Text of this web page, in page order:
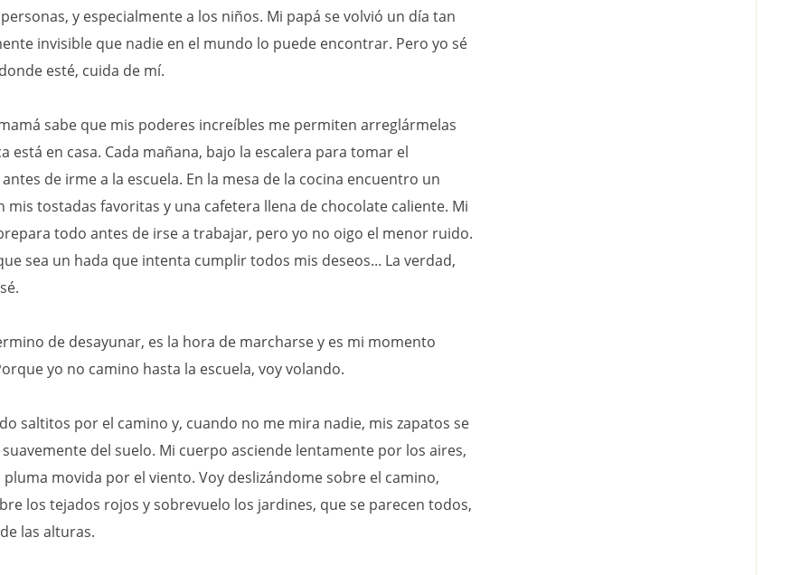
y especialmente a los niños. Mi papá se volvió un día tan
invisible que nadie en el mundo lo puede encontrar. Pero yo sé
esté, cuida de mí.
sabe que mis poderes increíbles me permiten arreglármelas
está en casa. Cada mañana, bajo la escalera para tomar el
de irme a la escuela. En la mesa de la cocina encuentro un
mis tostadas favoritas y una cafetera llena de chocolate caliente. Mi
todo antes de irse a trabajar, pero yo no oigo el menor ruido.
sea un hada que intenta cumplir todos mis deseos... La verdad,
de desayunar, es la hora de marcharse y es mi momento
yo no camino hasta la escuela, voy volando.
saltitos por el camino y, cuando no me mira nadie, mis zapatos se
del suelo. Mi cuerpo asciende lentamente por los aires,
movida por el viento. Voy deslizándome sobre el camino,
los tejados rojos y sobrevuelo los jardines, que se parecen todos,
las alturas.